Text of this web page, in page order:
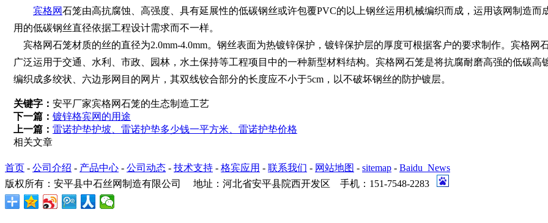
宾格网石笼由高抗腐蚀、高强度、具有延展性的低碳钢丝或许包覆PVC的以上钢丝运用机械编织而成，运用该网制造
用的低碳钢丝直径依据工程设计需求而不一样。
宾格网石笼材质的丝的直径为2.0mm-4.0mm。钢丝表面为热镀锌保护，镀锌保护层的厚度可根据客户的要求制作。宾格
广泛运用于交通、水利、市政、园林，水土保持等工程项目中的一种新型材料结构。宾格网石笼是将抗腐耐磨高强的低碳
编织成多绞状、六边形网目的网片，其双线铰合部分的长度应不小于5cm，以不破坏钢丝的防护镀层。
关键字： 安平厂家宾格网石笼的生态制造工艺
下一篇： 镀锌格宾网的用途
上一篇： 雷诺护垫护坡、雷诺护垫多少钱一平方米、雷诺护垫价格
相关文章
首页 - 公司介绍 - 产品中心 - 公司动态 - 技术支持 - 格宾应用 - 联系我们 - 网站地图 - sitemap - Baidu_News
版权所有：安平县中石丝网制造有限公司 地址：河北省安平县院西开发区 手机：151-7548-2283